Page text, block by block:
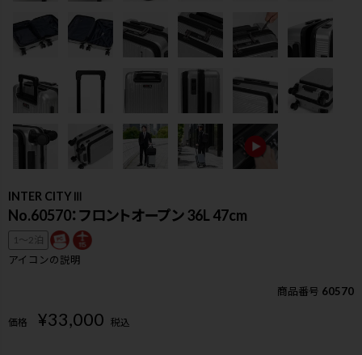
検索
INTER CITYⅢ
No.60570：フロントオープン 36L 47cm
1〜2泊
アイコンの説明
商品番号 60570
価格 ¥33,000 税込